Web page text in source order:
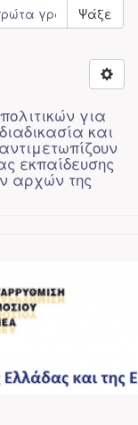
Ψάξε
για
και
εκπαίδευσης
αρχών της